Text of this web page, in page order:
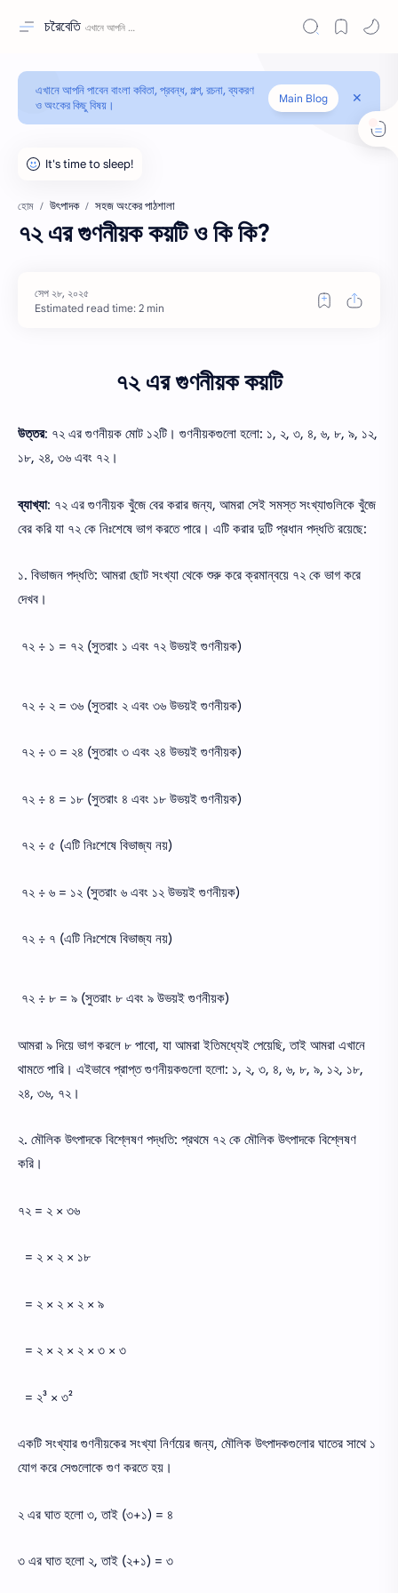
চরৈবেতি
এখানে আপনি পাবেন বাংলা কবিতা, প্রবন্ধ, গল্প, রচনা, ব্যকরণ
ও অংকের কিছু বিষয়।
Main Blog
হোম উৎপাদক সহজ অংকের পাঠশালা
৭২ এর গুণনীয়ক কয়টি ও কি কি?
Estimated read time: 2 min
৭২ এর গুণনীয়ক কয়টি
উত্তর: ৭২ এর গুণনীয়ক মোট ১২টি। গুণনীয়কগুলো হলো: ১, ২, ৩, ৪, ৬, ৮, ৯, ১২,
১৮, ২৪, ৩৬ এবং ৭২।
ব্যাখ্যা: ৭২ এর গুণনীয়ক খুঁজে বের করার জন্য, আমরা সেই সমস্ত সংখ্যাগুলিকে খুঁজে
বের করি যা ৭২ কে নিঃশেষে ভাগ করতে পারে। এটি করার দুটি প্রধান পদ্ধতি রয়েছে:
১. বিভাজন পদ্ধতি: আমরা ছোট সংখ্যা থেকে শুরু করে ক্রমান্বয়ে ৭২ কে ভাগ করে
দেখব।
৭২ ÷ ১ = ৭২ (সুতরাং ১ এবং ৭২ উভয়ই গুণনীয়ক)
৭২ ÷ ২ = ৩৬ (সুতরাং ২ এবং ৩৬ উভয়ই গুণনীয়ক)
৭২ ÷ ৩ = ২৪ (সুতরাং ৩ এবং ২৪ উভয়ই গুণনীয়ক)
৭২ ÷ ৪ = ১৮ (সুতরাং ৪ এবং ১৮ উভয়ই গুণনীয়ক)
৭২ ÷ ৫ (এটি নিঃশেষে বিভাজ্য নয়)
৭২ ÷ ৬ = ১২ (সুতরাং ৬ এবং ১২ উভয়ই গুণনীয়ক)
৭২ ÷ ৭ (এটি নিঃশেষে বিভাজ্য নয়)
৭২ ÷ ৮ = ৯ (সুতরাং ৮ এবং ৯ উভয়ই গুণনীয়ক)
আমরা ৯ দিয়ে ভাগ করলে ৮ পাবো, যা আমরা ইতিমধ্যেই পেয়েছি, তাই আমরা এখানে
থামতে পারি। এইভাবে প্রাপ্ত গুণনীয়কগুলো হলো: ১, ২, ৩, ৪, ৬, ৮, ৯, ১২, ১৮,
২৪, ৩৬, ৭২।
২. মৌলিক উৎপাদকে বিশ্লেষণ পদ্ধতি: প্রথমে ৭২ কে মৌলিক উৎপাদকে বিশ্লেষণ
করি।
৭২ = ২ × ৩৬
= ২ × ২ × ১৮
= ২ × ২ × ২ × ৯
= ২ × ২ × ২ × ৩ × ৩
= ২³ × ৩²
একটি সংখ্যার গুণনীয়কের সংখ্যা নির্ণয়ের জন্য, মৌলিক উৎপাদকগুলোর ঘাতের সাথে ১
যোগ করে সেগুলোকে গুণ করতে হয়।
২ এর ঘাত হলো ৩, তাই (৩+১) = ৪
৩ এর ঘাত হলো ২, তাই (২+১) = ৩